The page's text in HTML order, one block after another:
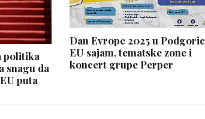
politika
snagu da
puta
Dan Evrope 2025 u
EU sajam, tematske zone i
koncert grupe Perper